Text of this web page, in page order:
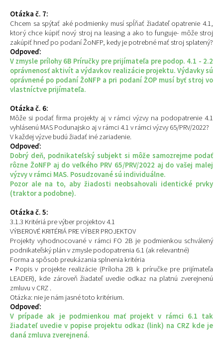
Otázka č. 7:
Chcem sa spýtať aké podmienky musí spĺňať žiadateľ opatrenie 4.1,
ktorý chce kúpiť nový stroj na leasing a ako to funguje- môže stroj
zakúpiť hneď po podaní ŽoNFP, kedy je potrebné mať stroj splatený?
Odpoveď:
V zmysle prílohy 6B Príručky pre prijímateľa pre podop. 4.1 - 2.2
oprávnenosť aktivít a výdavkov realizácie projektu. Výdavky sú
oprávnené po podaní ŽoNFP a pri podaní ŽOP musí byť stroj vo
vlastníctve prijímateľa.
Otázka č. 6:
Môže si podať firma projekty aj v rámci výzvy na podopatrenie 4.1
vyhlásenú MAS Podunajsko aj v rámci 4.1 v rámci výzvy 65/PRV/2022?
V každej výzve budú žiadať iné zariadenie.
Odpoveď:
Dobrý deň, podnikateľský subjekt si môže samozrejme podať
rôzne ŽoNFP aj do veľkého PRV 65/PRV/2022 aj do vašej malej
výzvy v rámci MAS. Posudzované sú individuálne.
Pozor ale na to, aby žiadosti neobsahovali identické prvky
(traktor a podobne).
Otázka č. 5:
3.1.3 Kritériá pre výber projektov 4.1
VÝBEROVÉ KRITÉRIÁ PRE VÝBER PROJEKTOV
Projekty vyhodnocované v rámci FO 2B je podmienkou schválený
podnikateľský plán v zmysle podopatrenia 6.1 (ak relevantné)
Forma a spôsob preukázania splnenia kritéria
• Popis v projekte realizácie (Príloha 2B k príručke pre prijímateľa
LEADER), kde zároveň žiadateľ uvedie odkaz na platnú zverejnenú
zmluvu v CRZ .
Otázka: nie je nám jasné toto kritérium.
Odpoveď:
V prípade ak je podmienkou mať projekt v rámci 6.1 tak
žiadateľ uvedie v popise projektu odkaz (link) na CRZ kde je
daná zmluva zverejnená.